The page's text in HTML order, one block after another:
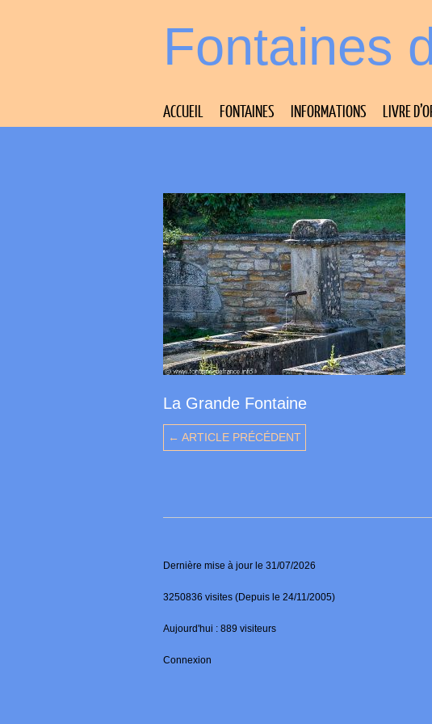
Fontaines
ACCUEIL FONTAINES INFORMATIONS LIVRE
La Grande Fontaine
← ARTICLE PRÉCÉDENT
Dernière mise à jour le 31/07/2026
3250836 visites (Depuis le 24/11/2005)
Aujourd'hui : 889 visiteurs
Connexion